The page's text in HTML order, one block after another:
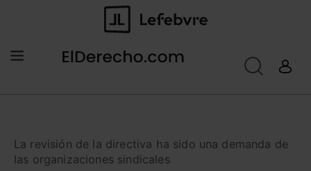
La revisión de la directiva ha sido una demanda de
las organizaciones sindicales